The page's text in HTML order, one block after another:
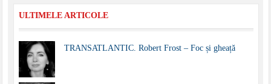
ULTIMELE ARTICOLE
TRANSATLANTIC. Robert Frost – Foc și gheață